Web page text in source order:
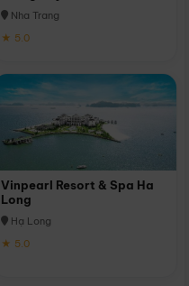
Nha Trang
★ 5.0
Vinpearl Resort & Spa Ha
Long
Hạ Long
★ 5.0